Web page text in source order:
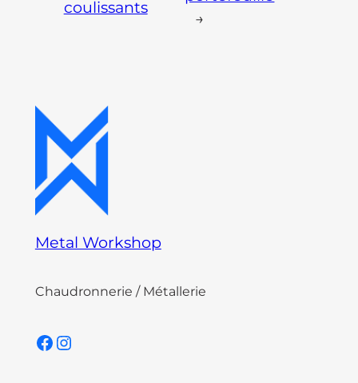
coulissants
→
Metal Workshop
Chaudronnerie / Métallerie
Facebook Instagram